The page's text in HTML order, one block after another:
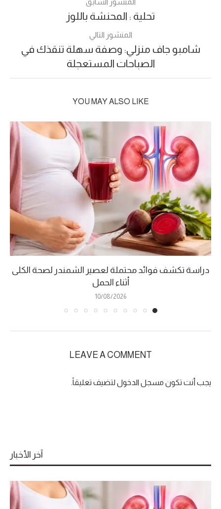
تحلية : المحنشة باللوز
المنشور التالي
شامبو جاف منزلي: وصفة سهلة تنقذك في
الصباحات المستعجلة
YOU MAY ALSO LIKE
دراسة تكشف فوائد محتملة لعصير الشمندر لصحة الكلى
أثناء الحمل
10/08/2026
LEAVE A COMMENT
يجب أنت تكون مسجل الدخول لتضيف تعليقاً.
آخر الأخبار